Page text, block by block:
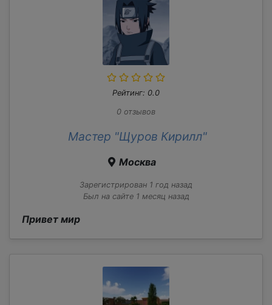
Рейтинг: 0.0
0 отзывов
Мастер "Щуров Кирилл"
Москва
Зарегистрирован 1 год назад
Был на сайте 1 месяц назад
Привет мир